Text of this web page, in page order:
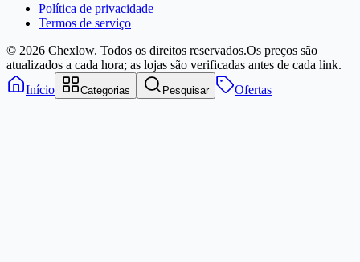
Política de privacidade
Termos de serviço
© 2026 Chexlow. Todos os direitos reservados.Os preços são
atualizados a cada hora; as lojas são verificadas antes de cada link.
Início
Categorias Pesquisar Ofertas